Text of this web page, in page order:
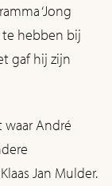
‘Jong
te hebben bij
gaf hij zijn
André
Jan Mulder.